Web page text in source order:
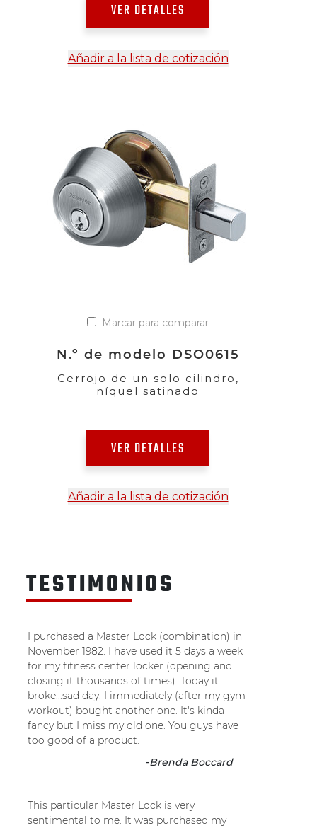
VER DETALLES
Añadir a la lista de cotización
Marcar para comparar
N.º de modelo DSO0615
Cerrojo de un solo cilindro,
níquel satinado
VER DETALLES
Añadir a la lista de cotización
TESTIMONIOS
I purchased a Master Lock (combination) in
November 1982. I have used it 5 days a week
for my fitness center locker (opening and
closing it thousands of times). Today it
broke...sad day. I immediately (after my gym
workout) bought another one. It's kinda
fancy but I miss my old one. You guys have
too good of a product.
-Brenda Boccard
This particular Master Lock is very
sentimental to me. It was purchased my